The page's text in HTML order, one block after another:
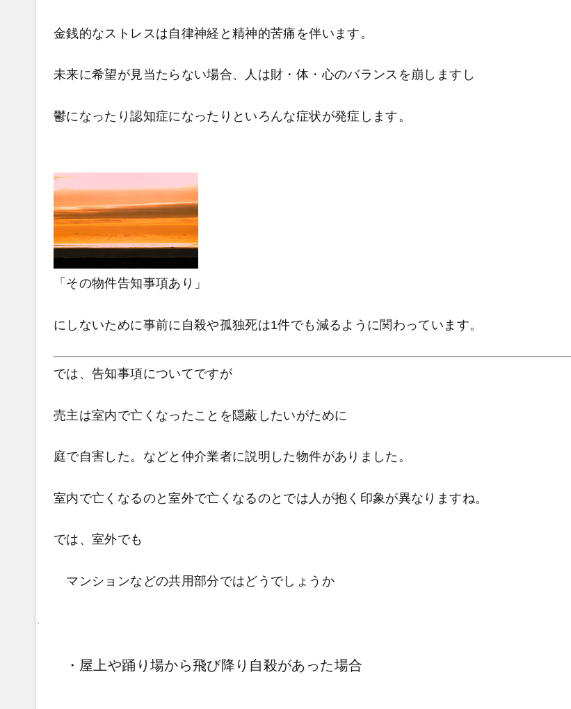
金銭的なストレスは自律神経と精神的苦痛を伴います。
未来に希望が見当たらない場合、人は財・体・心のバランスを崩しますし
鬱になったり認知症になったりといろんな症状が発症します。
「その物件告知事項あり」
にしないために事前に自殺や孤独死は1件でも減るように関わっています。
では、告知事項についてですが
売主は室内で亡くなったことを隠蔽したいがために
庭で自害した。などと仲介業者に説明した物件がありました。
室内で亡くなるのと室外で亡くなるのとでは人が抱く印象が異なりますね。
では、室外でも
マンションなどの共用部分ではどうでしょうか
·
・屋上や踊り場から飛び降り自殺があった場合